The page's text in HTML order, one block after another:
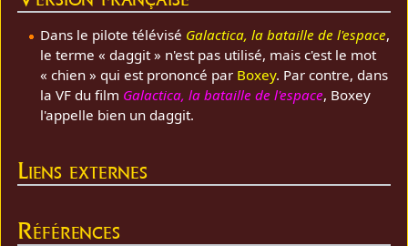
Dans le pilote télévisé Galactica, la bataille de l'espace,
le terme « daggit » n'est pas utilisé, mais c'est le mot
« chien » qui est prononcé par Boxey. Par contre, dans
la VF du film Galactica, la bataille de l'espace, Boxey
l'appelle bien un daggit.
Liens externes
Références